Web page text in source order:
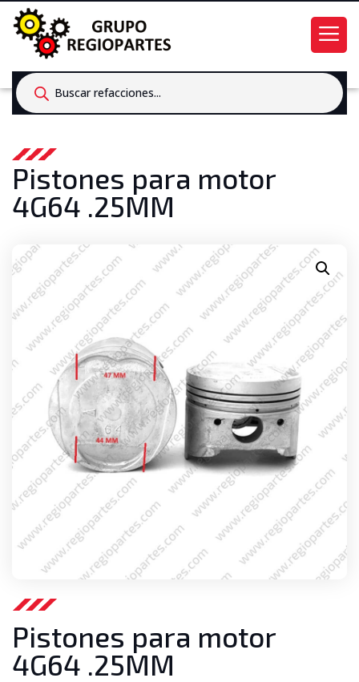
Products
search
Pistones para motor
4G64 .25MM
Pistones para motor
4G64 .25MM